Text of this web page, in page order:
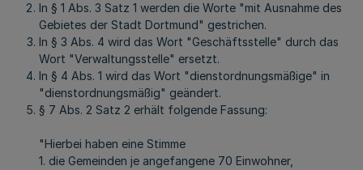
In § 1 Abs. 3 Satz 1 werden die Worte "mit Ausnahme des
Gebietes der Stadt Dortmund" gestrichen.
In § 3 Abs. 4 wird das Wort "Geschäftsstelle" durch das
Wort "Verwaltungsstelle" ersetzt.
In § 4 Abs. 1 wird das Wort "dienstordnungsmäßige" in
"dienstordnungsmäßig" geändert.
§ 7 Abs. 2 Satz 2 erhält folgende Fassung:
"Hierbei haben eine Stimme
1. die Gemeinden je angefangene 70 Einwohner,